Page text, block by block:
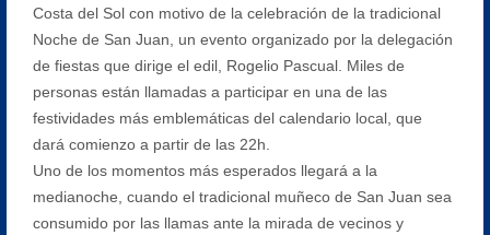
Costa del Sol con motivo de la celebración de la tradicional
Noche de San Juan, un evento organizado por la delegación
de fiestas que dirige el edil, Rogelio Pascual. Miles de
personas están llamadas a participar en una de las
festividades más emblemáticas del calendario local, que
dará comienzo a partir de las 22h.
Uno de los momentos más esperados llegará a la
medianoche, cuando el tradicional muñeco de San Juan sea
consumido por las llamas ante la mirada de vecinos y